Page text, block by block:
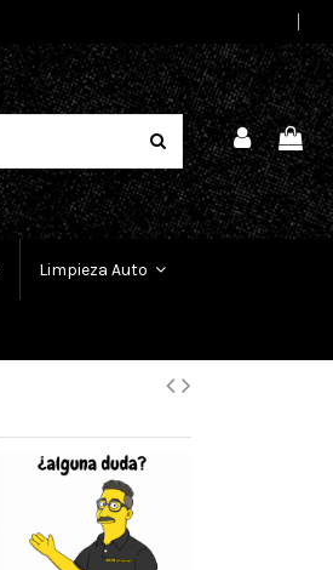
Limpieza Auto